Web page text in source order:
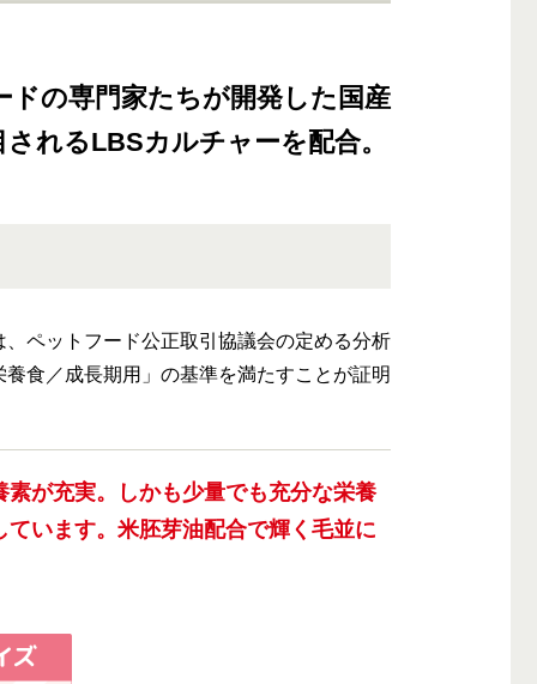
の専門家たちが開発した国産
れるLBSカルチャーを配合。
ペットフード公正取引協議会の定める分析
食／成長期用」の基準を満たすことが証明
素が充実。しかも少量でも充分な栄養
ています。米胚芽油配合で輝く毛並に